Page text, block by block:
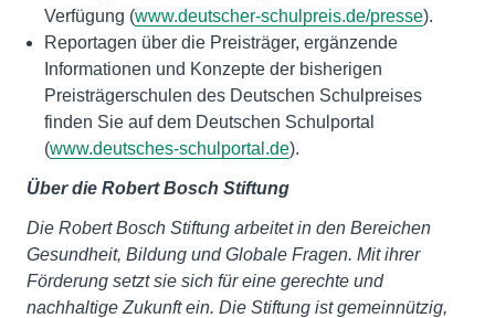
Verfügung (www.deutscher-schulpreis.de/presse).
Reportagen über die Preisträger, ergänzende
Informationen und Konzepte der bisherigen
Preisträgerschulen des Deutschen Schulpreises
finden Sie auf dem Deutschen Schulportal
(www.deutsches-schulportal.de).
Über die Robert Bosch Stiftung
Die Robert Bosch Stiftung arbeitet in den Bereichen
Gesundheit, Bildung und Globale Fragen. Mit ihrer
Förderung setzt sie sich für eine gerechte und
nachhaltige Zukunft ein. Die Stiftung ist gemeinnützig,